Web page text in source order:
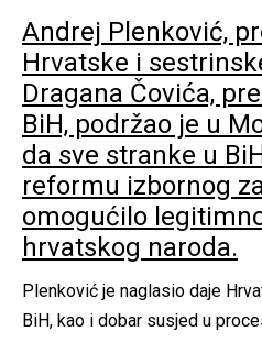
Andrej Plenković,
Hrvatske i
Dragana Čovića,
BiH, podržao je u
da sve stranke u
reformu izbornog
omogućilo
hrvatskog naroda.
Plenković je naglasio daje
BiH, kao i dobar susjed u